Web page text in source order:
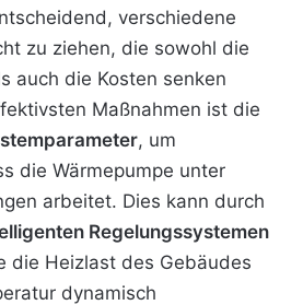
verschiedene
zu ziehen, die sowohl die
auch die Kosten senken
Maßnahmen ist die
, um
die Wärmepumpe unter
arbeitet. Dies kann durch
Regelungssystemen
die Heizlast des Gebäudes
dynamisch